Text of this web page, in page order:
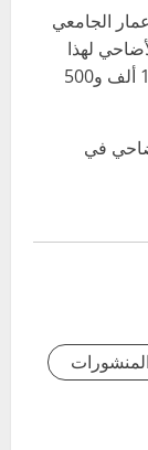
الجامعي
لهذا
العام تفوق حاجيّاتها حيث تمّ حصر أكثر من 13 ألف و500
في